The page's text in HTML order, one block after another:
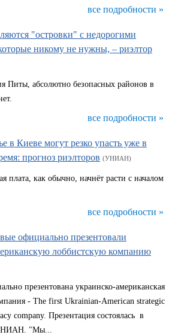
все подробности »
"островки" с недорогими
никому не нужны, – риэлтор
Питы, абсолютно безопасных районов в
все подробности »
в Киеве могут резко упасть уже в
прогноз риэлторов (УНИАН)
плата, как обычно, начнёт расти с началом
все подробности »
официально презентовали
лоббистскую компанию
презентована украинско-американская
- The first Ukrainian-American strategic
company. Презентация состоялась в
УНИАН. "Мы...